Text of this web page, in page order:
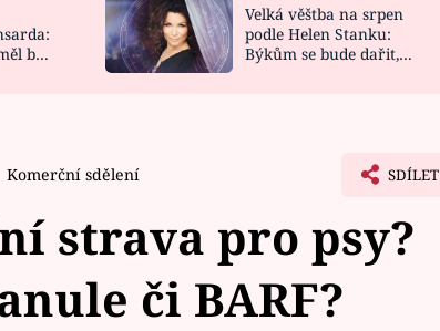
NOVINKY
VIDEORECEPTY
by
Velká věštba na srpen
podle Helen Stanku:
Býkům se bude dařit,
Komerční sdělení SDÍLET
strava pro psy?
či BARF?